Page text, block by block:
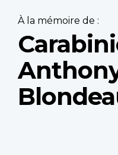
À la mémoire de :